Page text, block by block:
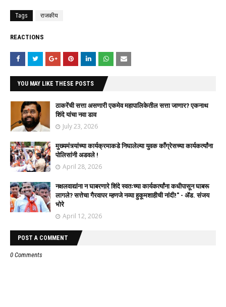
Tags राजकीय
REACTIONS
YOU MAY LIKE THESE POSTS
ठाकरेंची सत्ता असणारी एकमेव महापालिकेतील सत्ता जाणार? एकनाथ
शिंदे यांचा नवा डाव
July 23, 2026
मुख्यमंत्र्यांच्या कार्यक्रमाकडे निघालेल्या युवक काँग्रेसच्या कार्यकर्त्यांना
पोलिसांनी अडवले !
April 28, 2026
नक्षलवाद्यांना न घाबरणारे शिंदे स्वतःच्या कार्यकर्त्यांना कधीपासून घाबरू
लागले? सत्तेचा गैरवापर म्हणजे नव्या हुकूमशाहीची नांदी!" - ॲड. संजय
भोरे
April 12, 2026
POST A COMMENT
0 Comments